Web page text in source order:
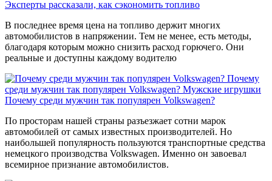
Эксперты рассказали, как сэкономить топливо
В последнее время цена на топливо держит многих
автомобилистов в напряжении. Тем не менее, есть методы,
благодаря которым можно снизить расход горючего. Они
реальные и доступны каждому водителю
Почему
среди мужчин так популярен Volkswagen? Мужские игрушки
Почему среди мужчин так популярен Volkswagen?
По просторам нашей страны разъезжает сотни марок
автомобилей от самых известных производителей. Но
наибольшей популярность пользуются транспортные средства
немецкого производства Volkswagen. Именно он завоевал
всемирное признание автомобилистов.